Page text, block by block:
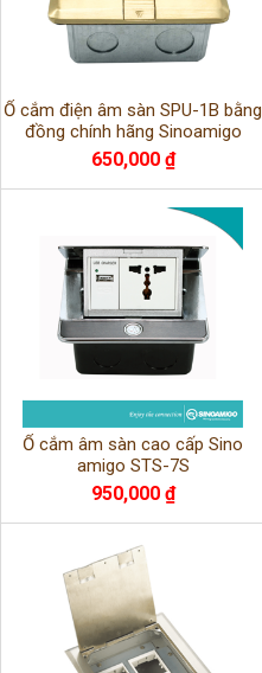
Ổ cắm điện âm sàn SPU-1B bằng
đồng chính hãng Sinoamigo
650,000 ₫
Ổ cắm âm sàn cao cấp Sino
amigo STS-7S
950,000 ₫